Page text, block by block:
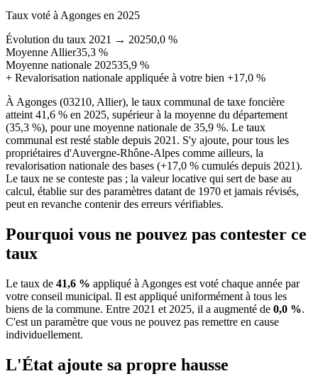
Taux voté à Agonges en 2025
Évolution du taux 2021 → 20250,0 %
Moyenne Allier35,3 %
Moyenne nationale 202535,9 %
+ Revalorisation nationale appliquée à votre bien +17,0 %
À Agonges (03210, Allier), le taux communal de taxe foncière
atteint 41,6 % en 2025, supérieur à la moyenne du département
(35,3 %), pour une moyenne nationale de 35,9 %. Le taux
communal est resté stable depuis 2021. S'y ajoute, pour tous les
propriétaires d'Auvergne-Rhône-Alpes comme ailleurs, la
revalorisation nationale des bases (+17,0 % cumulés depuis 2021).
Le taux ne se conteste pas ; la valeur locative qui sert de base au
calcul, établie sur des paramètres datant de 1970 et jamais révisés,
peut en revanche contenir des erreurs vérifiables.
Pourquoi vous ne pouvez pas contester ce
taux
Le taux de 41,6 % appliqué à Agonges est voté chaque année par
votre conseil municipal. Il est appliqué uniformément à tous les
biens de la commune. Entre 2021 et 2025, il a augmenté de 0,0 %.
C'est un paramètre que vous ne pouvez pas remettre en cause
individuellement.
L'État ajoute sa propre hausse